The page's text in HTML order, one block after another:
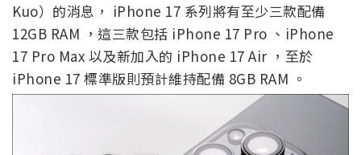
Kuo）的消息， iPhone 17 系列將有至少三款配備
12GB RAM ，這三款包括 iPhone 17 Pro 、iPhone
17 Pro Max 以及新加入的 iPhone 17 Air ，至於
iPhone 17 標準版則預計維持配備 8GB RAM 。